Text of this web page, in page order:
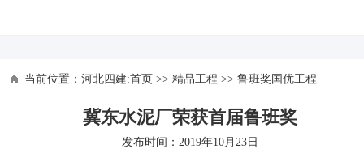
当前位置： 河北四建:首页 >> 精品工程 >> 鲁班奖国优工程
冀东水泥厂荣获首届鲁班奖
发布时间：2019年10月23日